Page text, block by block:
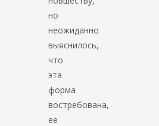
но
неожиданно
выяснилось,
что
эта
форма
востребована,
ее